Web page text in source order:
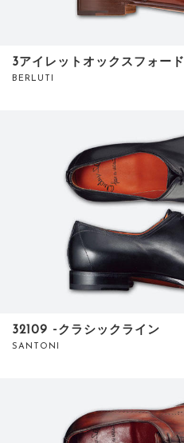
3アイレットオックスフォード
BERLUTI
32109 ‐クラシックライン
SANTONI